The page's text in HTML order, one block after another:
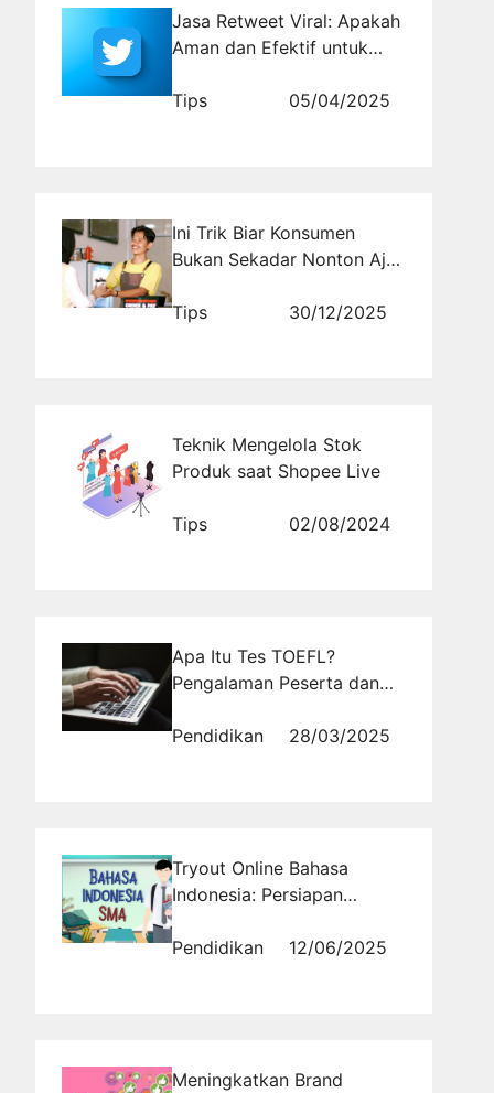
Jasa Retweet Viral: Apakah
Aman dan Efektif untuk
Tips
05/04/2025
Ini Trik Biar Konsumen
Bukan Sekadar Nonton Aja
ZMOT, FMOT, SMOT?
Tips 30/12/2025
Teknik Mengelola Stok
Produk saat Shopee Live
Tips 02/08/2024
Apa Itu Tes TOEFL?
Pengalaman Peserta dan
Pendidikan
28/03/2025
Tryout Online Bahasa
Indonesia: Persiapan
SMA
Pendidikan 12/06/2025
Meningkatkan Brand